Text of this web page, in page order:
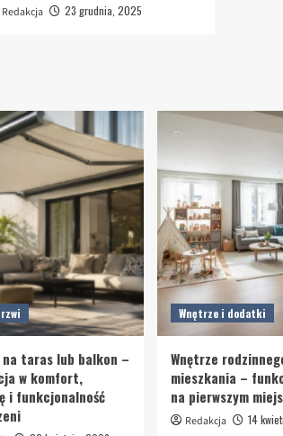
Redakcja 23 grudnia, 2025
taras lub balkon –
w komfort,
i funkcjonalność
Wnętrze i dodatki
Wnętrze
mieszkania –
na pierwszym
Redakcja 14